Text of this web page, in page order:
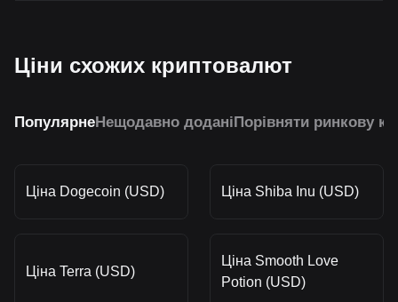
Ціни схожих криптовалют
ПопулярнеНещодавно доданіПорівняти ринкову
Ціна Dogecoin (USD) Ціна Shiba Inu (USD)
Ціна Terra (USD)
Ціна Smooth Love
Potion (USD)